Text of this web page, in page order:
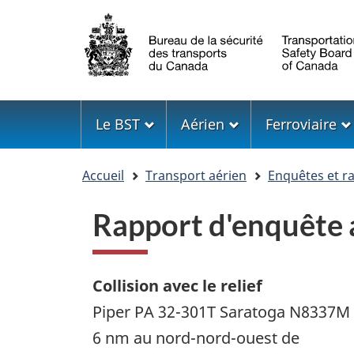
Sélection
de
la
langue
Menu
Le BST Aérien Ferroviaire
Accueil Transport aérien Enquêtes et
Rapport
Collision avec le relief
Piper PA 32-301T Saratoga N8337M
6 nm au nord-nord-ouest de